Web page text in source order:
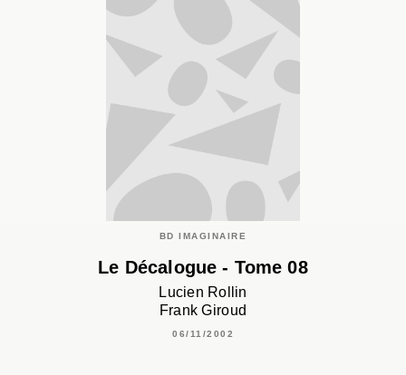
BD IMAGINAIRE
Le Décalogue - Tome 08
Lucien Rollin
Frank Giroud
06/11/2002